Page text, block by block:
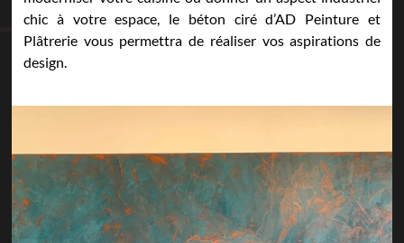
chic à votre espace, le béton ciré d’AD Peinture et
Plâtrerie vous permettra de réaliser vos aspirations de
design.